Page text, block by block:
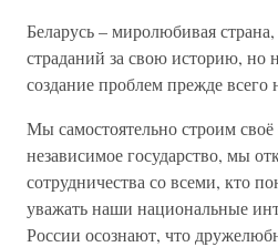
Беларусь – миролюбивая
страданий за свою историю, но
создание проблем прежде
Мы самостоятельно строим своё
независимое государ­ство, мы
сотрудничества со всеми, кто
уважать наши национальные
России осознают, что